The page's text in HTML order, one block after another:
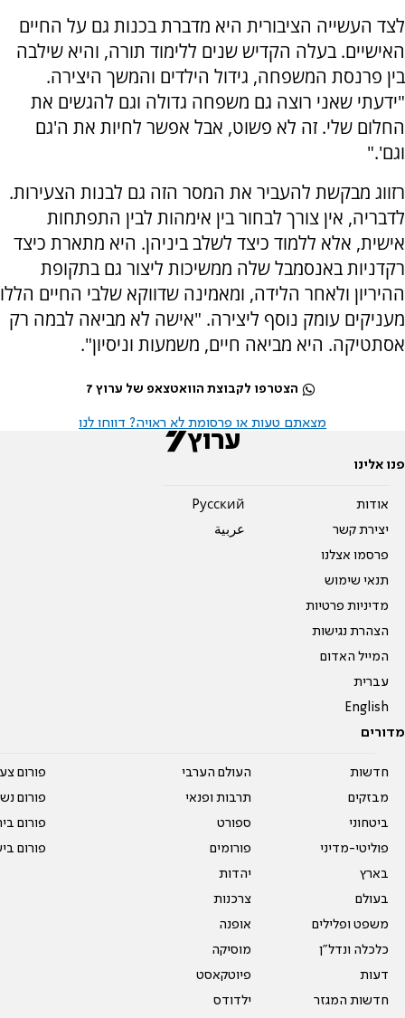
לצד העשייה הציבורית היא מדברת בכנות גם על החיים
האישיים. בעלה הקדיש שנים ללימוד תורה, והיא שילבה
בין פרנסת המשפחה, גידול הילדים והמשך היצירה.
"ידעתי שאני רוצה גם משפחה גדולה וגם להגשים את
החלום שלי. זה לא פשוט, אבל אפשר לחיות את ה'גם
וגם'."
רזווג מבקשת להעביר את המסר הזה גם לבנות הצעירות.
לדבריה, אין צורך לבחור בין אימהות לבין התפתחות
אישית, אלא ללמוד כיצד לשלב ביניהן. היא מתארת כיצד
רקדניות באנסמבל שלה ממשיכות ליצור גם בתקופת
ההיריון ולאחר הלידה, ומאמינה שדווקא שלבי החיים הללו
מעניקים עומק נוסף ליצירה. "אישה לא מביאה לבמה רק
אסתטיקה. היא מביאה חיים, משמעות וניסיון".
הצטרפו לקבוצת הוואטצאפ של ערוץ 7
מצאתם טעות או פרסומת לא ראויה? דווחו לנו
פנו אלינו
אודות
יצירת קשר
פרסמו אצלנו
תנאי שימוש
מדיניות פרטיות
הצהרת נגישות
המייל האדום
עברית
English
Pусский
عربية
מדורים
חדשות
מבזקים
ביטחוני
פוליטי-מדיני
בארץ
בעולם
משפט ופלילים
כלכלה ונדל"ן
דעות
חדשות המגזר
העולם הערבי
תרבות ופנאי
ספורט
פורומים
יהדות
צרכנות
אופנה
מוסיקה
פיוטקאסט
ילדודס
פורום
פורום
פורום
פורום